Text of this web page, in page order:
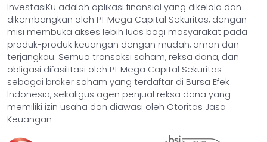
InvestasiKu adalah aplikasi finansial yang dikelola dan
dikembangkan oleh PT Mega Capital Sekuritas, dengan
misi membuka akses lebih luas bagi masyarakat pada
produk-produk keuangan dengan mudah, aman dan
terjangkau. Semua transaksi saham, reksa dana, dan
obligasi difasilitasi oleh PT Mega Capital Sekuritas
sebagai broker saham yang terdaftar di Bursa Efek
Indonesia, sekaligus agen penjual reksa dana yang
memiliki izin usaha dan diawasi oleh Otoritas Jasa
Keuangan